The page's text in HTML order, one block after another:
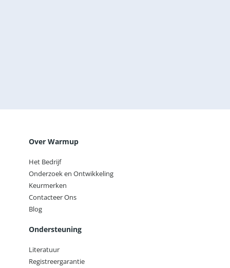
Offerte aanvragen
Over Warmup
Het Bedrijf
Onderzoek en Ontwikkeling
Keurmerken
Contacteer Ons
Blog
Ondersteuning
Literatuur
Registreergarantie